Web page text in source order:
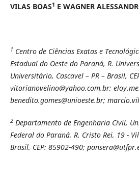
VILAS BOAS1 E WAGNER
1 Centro de Ciências Exatas e
Estadual do Oeste do Paraná, R.
Universitário, Cascavel – PR – Brasil,
vitorianovelino@yahoo.com.br;
benedito.gomes@unioeste.br;
2Departamento de Engenharia Civil,
Federal do Paraná, R. Cristo Rei, 19 -
Brasil, CEP: 85902-490;